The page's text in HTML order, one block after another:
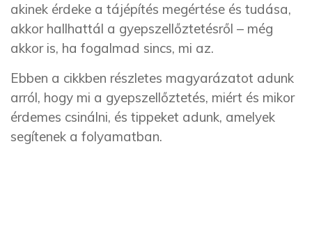
akinek érdeke a tájépítés megértése és tudása,
akkor hallhattál a gyepszellőztetésről – még
akkor is, ha fogalmad sincs, mi az.
Ebben a cikkben részletes magyarázatot adunk
arról, hogy mi a gyepszellőztetés, miért és mikor
érdemes csinálni, és tippeket adunk, amelyek
segítenek a folyamatban.